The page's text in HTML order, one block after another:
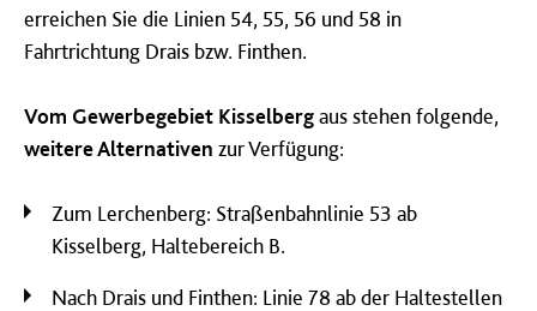
erreichen Sie die Linien 54, 55, 56 und 58 in
Fahrtrichtung Drais bzw. Finthen.
Vom Gewerbegebiet Kisselbergaus stehen folgende,
weitere Alternativen zur Verfügung:
Zum Lerchenberg: Straßenbahnlinie 53 ab
Kisselberg, Haltebereich B.
Nach Drais und Finthen: Linie 78 ab der Haltestellen